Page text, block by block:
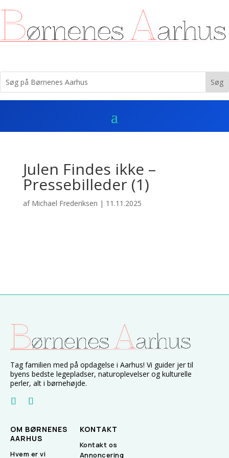
Julen Findes ikke –
Pressebilleder (1)
af Michael Frederiksen | 11.11.2025
Tag familien med på opdagelse i Aarhus! Vi guider jer til
byens bedste legepladser, naturoplevelser og kulturelle
perler, alt i børnehøjde.
OM BØRNENES
AARHUS
Hvem er vi
KONTAKT
Kontakt os
Annoncering